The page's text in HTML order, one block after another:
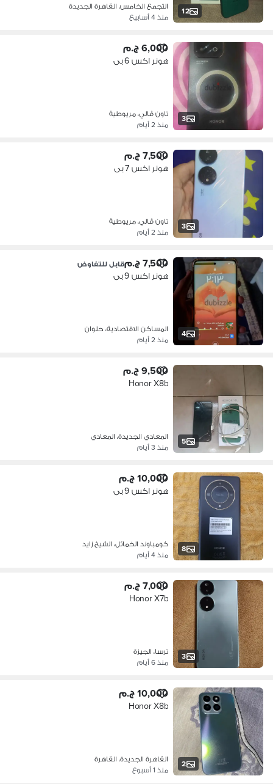
12
التجمع الخامس، القاهرة الجديدة
منذ 4 أسابيع
3
6,000 ج.م
هونر اكس 6 بى
تاون ڤالي، مريوطية
منذ 2 أيام
3
7,500 ج.م
هونر اكس 7 بى
تاون ڤالي، مريوطية
منذ 2 أيام
4
7,500 ج.م قابل للتفاوض
هونر اكس 9 بى
المساكن الاقتصادية، حلوان
منذ 2 أيام
5
9,500 ج.م
Honor X8b
المعادي الجديدة، المعادي
منذ 3 أيام
8
10,000 ج.م
هونر اكس 9 بى
كومباوند الخمائل، الشيخ زايد
منذ 4 أيام
3
7,000 ج.م
Honor X7b
ترسا، الجيزة
منذ 6 أيام
2
10,000 ج.م
Honor X8b
القاهرة الجديدة، القاهرة
منذ 1 أسبوع